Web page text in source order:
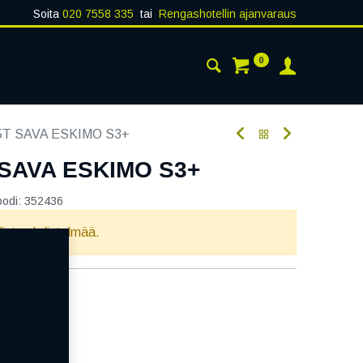
Soita 020 7558 335 tai Rengashotellin ajanvaraus
0
SAVA ESKIMO S3+
ESKIMO S3+
352436
yhdistelmää.